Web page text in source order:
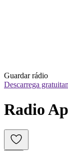
Guardar rádio
Descarrega
Radio